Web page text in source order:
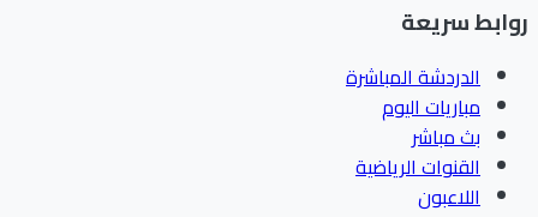
سريعة
الدردشة المباشرة
مباريات اليوم
بث مباشر
القنوات الرياضية
اللاعبون